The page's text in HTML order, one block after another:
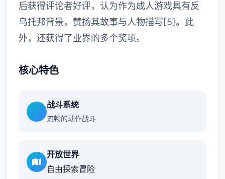
后获得评论者好评，认为作为成人游戏具有反
乌托邦背景，赞扬其故事与人物描写[5]。此
外，还获得了业界的多个奖项。
核心特色
战斗系统
流畅的动作战斗
开放世界
自由探索冒险